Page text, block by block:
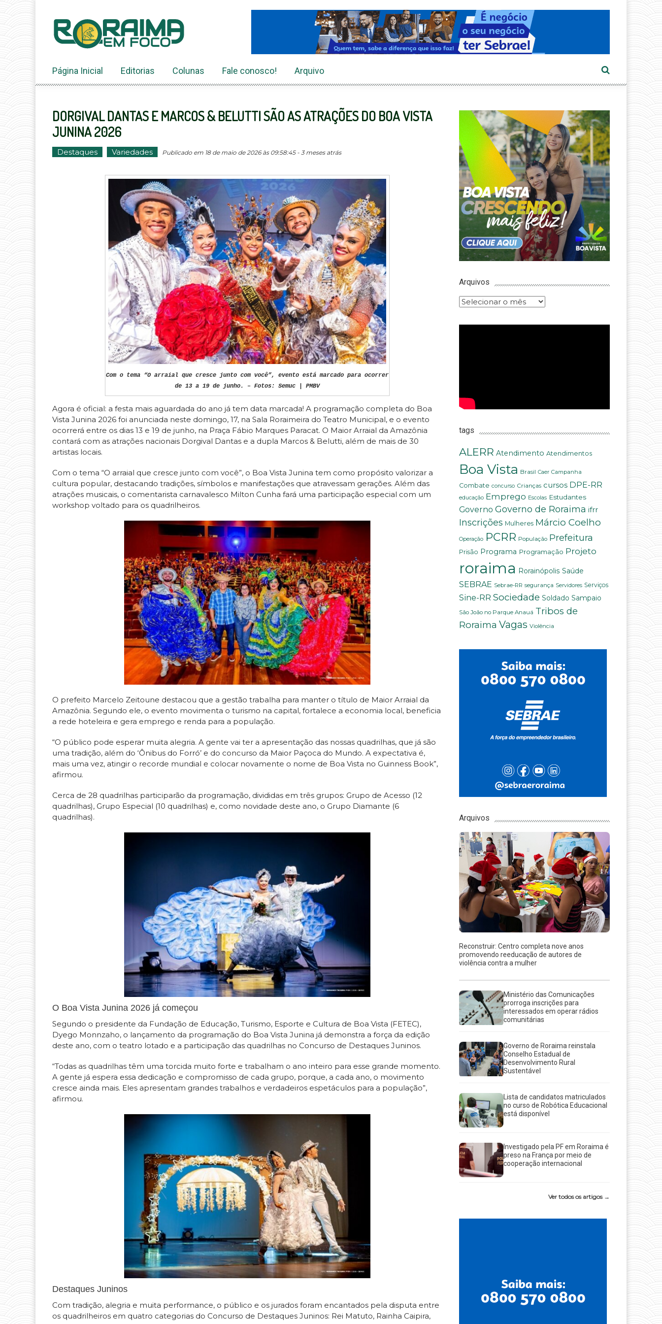
conteúdo
Página Inicial Editorias Colunas Fale conosco! Arquivo
DORGIVAL DANTAS E MARCOS & BELUTTI SÃO AS ATRAÇÕES DO BOA VISTA
JUNINA 2026
Destaques Variedades Publicado em 18 de maio de 2026 às 09:58:45 - 3 meses atrás
Com o tema “O arraial que cresce junto com você”, evento está marcado para ocorrer
de 13 a 19 de junho. – Fotos: Semuc | PMBV
Agora é oficial: a festa mais aguardada do ano já tem data marcada! A programação completa do Boa
Vista Junina 2026 foi anunciada neste domingo, 17, na Sala Roraimeira do Teatro Municipal, e o evento
ocorrerá entre os dias 13 e 19 de junho, na Praça Fábio Marques Paracat. O Maior Arraial da Amazônia
contará com as atrações nacionais Dorgival Dantas e a dupla Marcos & Belutti, além de mais de 30
artistas locais.
Com o tema “O arraial que cresce junto com você”, o Boa Vista Junina tem como propósito valorizar a
cultura popular, destacando tradições, símbolos e manifestações que atravessam gerações. Além das
atrações musicais, o comentarista carnavalesco Milton Cunha fará uma participação especial com um
workshop voltado para os quadrilheiros.
O prefeito Marcelo Zeitoune destacou que a gestão trabalha para manter o título de Maior Arraial da
Amazônia. Segundo ele, o evento movimenta o turismo na capital, fortalece a economia local, beneficia
a rede hoteleira e gera emprego e renda para a população.
“O público pode esperar muita alegria. A gente vai ter a apresentação das nossas quadrilhas, que já são
uma tradição, além do ‘Ônibus do Forró’ e do concurso da Maior Paçoca do Mundo. A expectativa é,
mais uma vez, atingir o recorde mundial e colocar novamente o nome de Boa Vista no Guinness Book”,
afirmou.
Cerca de 28 quadrilhas participarão da programação, divididas em três grupos: Grupo de Acesso (12
quadrilhas), Grupo Especial (10 quadrilhas) e, como novidade deste ano, o Grupo Diamante (6
quadrilhas).
O Boa Vista Junina 2026 já começou
Segundo o presidente da Fundação de Educação, Turismo, Esporte e Cultura de Boa Vista (FETEC),
Dyego Monnzaho, o lançamento da programação do Boa Vista Junina já demonstra a força da edição
deste ano, com o teatro lotado e a participação das quadrilhas no Concurso de Destaques Juninos.
“Todas as quadrilhas têm uma torcida muito forte e trabalham o ano inteiro para esse grande momento.
A gente já espera essa dedicação e compromisso de cada grupo, porque, a cada ano, o movimento
cresce ainda mais. Eles apresentam grandes trabalhos e verdadeiros espetáculos para a população”,
afirmou.
Destaques Juninos
Com tradição, alegria e muita performance, o público e os jurados foram encantados pela disputa entre
os quadrilheiros em quatro categorias do Concurso de Destaques Juninos: Rei Matuto, Rainha Caipira,
Arquivos
Arquivos
tags
ALERR Atendimento Atendimentos
Boa Vista Brasil Caer Campanha
Combate concurso Crianças cursos DPE-RR
educação Emprego Escolas Estudantes
Governo Governo de Roraima ifrr
Inscrições Mulheres Márcio Coelho
Operação PCRR População Prefeitura
Prisão Programa Programação Projeto
roraima Rorainópolis Saúde
SEBRAE Sebrae-RR segurança Servidores Serviços
Sine-RR Sociedade Soldado Sampaio
São João no Parque Anauá Tribos de
Roraima Vagas Violência
Arquivos
Reconstruir: Centro completa nove anos
promovendo reeducação de autores de
violência contra a mulher
Ministério das Comunicações
prorroga inscrições para
interessados em operar rádios
comunitárias
Governo de Roraima reinstala
Conselho Estadual de
Desenvolvimento Rural
Sustentável
Lista de candidatos matriculados
no curso de Robótica Educacional
está disponível
Investigado pela PF em Roraima é
preso na França por meio de
cooperação internacional
Ver todos os artigos →